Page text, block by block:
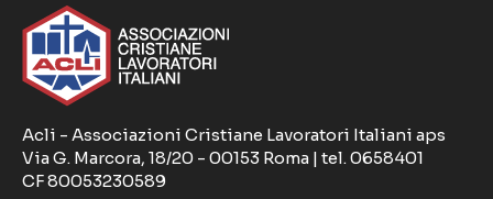
Acli - Associazioni Cristiane Lavoratori Italiani aps
Via G. Marcora, 18/20 - 00153 Roma | tel. 0658401
CF 80053230589